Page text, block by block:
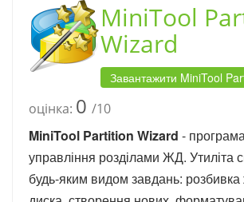
MiniTool
Wizard
Завантажити MiniTool
оцінка: 0 /10
MiniTool Partition Wizard -
управління розділами ЖД. Утиліта
будь-яким видом завдань: розбивка